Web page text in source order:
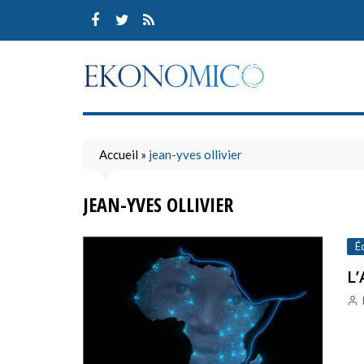
content
Accueil » jean-yves ollivier
JEAN-YVES OLLIVIER